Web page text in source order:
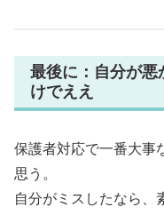
最後に：自分が悪
けでええ
保護者対応で一番大事
思う。
自分がミスしたなら、